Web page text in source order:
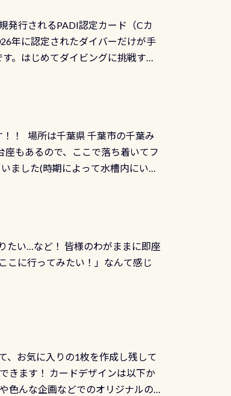
用してみてはどうでしょうか？
円がなんと無料になります！
う！そし続きを読む
十川、柿田川)の１つに数えられ
勢湾に流れます1985年には環境省
す川にしては珍しく、水深が深い
ットは正に大自然の中でのダイビ
良い川を数百メートルドリフトす
グ最大の見どころがこの特別天然
体数が少なくかなり貴重な生物で
続きを読む
発行されるPADI認定カード（Cカ
年に認定されたダイバーだけが手
。はじめてダイビングに挑戦する
ムの専用カードが発行されるもの
申し込みの方は対象外となりま
す ダイビングは、始めた「年」も
ら振り返ると大切な思い出になり
毎月60名様、年間720名様に
景品が当たることも！ PADIデジタ
！ 場所は千葉県 千葉市の千葉み
もあるので、ここで落ち着いてフ
ました(時期によって水槽内にいる
すよ スキンダイビングでも参加
来るので、普通に中性浮力の練習
たい…など！ 皆様のわがままに即座
こに行ってみたい！」なんて感じ
、お気に入りの1枚を作成し残して
きます！ カードデザインは以下か
色んな企画などでのオリジナルの